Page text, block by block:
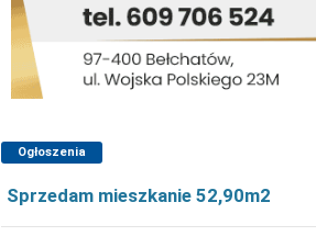
Ogłoszenia
Sprzedam mieszkanie 52,90m2